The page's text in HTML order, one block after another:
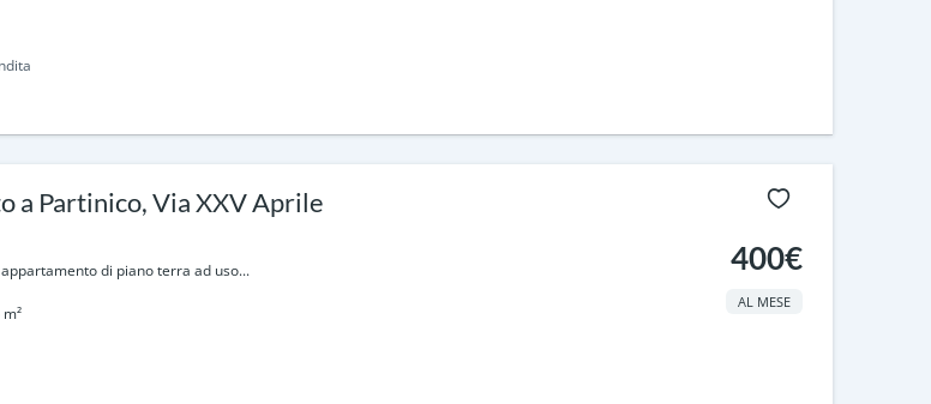
a Partinico, Via XXV Aprile
di piano terra ad uso...
m²
400€
AL MESE